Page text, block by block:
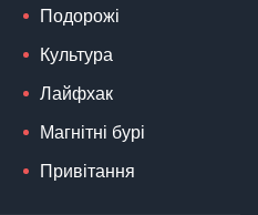
Подорожі
Культура
Лайфхак
Магнітні бурі
Привітання